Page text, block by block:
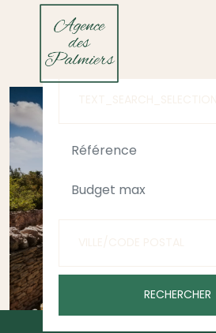
ACHETER
RECHERCHER